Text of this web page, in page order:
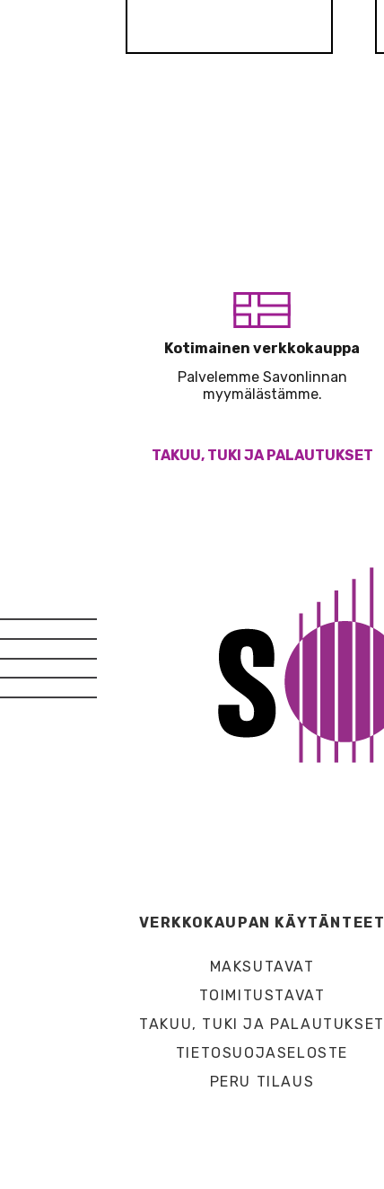
Kotimainen verkkokauppa
Palvelemme Savonlinnan
myymälästämme.
TAKUU, TUKI JA PALAUTUKSET
VERKKOKAUPAN KÄYTÄNTEET
MAKSUTAVAT
TOIMITUSTAVAT
TAKUU, TUKI JA PALAUTUKSET
TIETOSUOJASELOSTE
PERU TILAUS